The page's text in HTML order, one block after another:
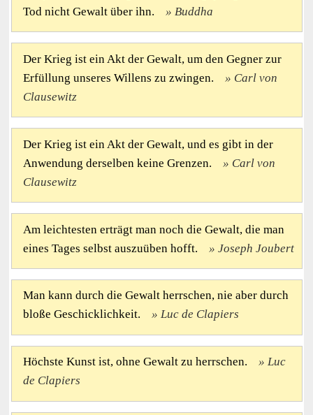
Tod nicht Gewalt über ihn.
Buddha
Der Krieg ist ein Akt der Gewalt, um den Gegner zur
Erfüllung unseres Willens zu zwingen.
Carl von
Clausewitz
Der Krieg ist ein Akt der Gewalt, und es gibt in der
Anwendung derselben keine Grenzen.
Carl von
Clausewitz
Am leichtesten erträgt man noch die Gewalt, die man
eines Tages selbst auszuüben hofft.
Joseph Joubert
Man kann durch die Gewalt herrschen, nie aber durch
bloße Geschicklichkeit.
Luc de Clapiers
Höchste Kunst ist, ohne Gewalt zu herrschen.
Luc
de Clapiers